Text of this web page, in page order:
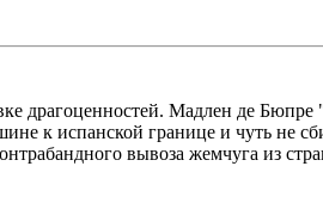
драгоценностей. Мадлен де
к испанской границе и чуть не
вывоза жемчуга из